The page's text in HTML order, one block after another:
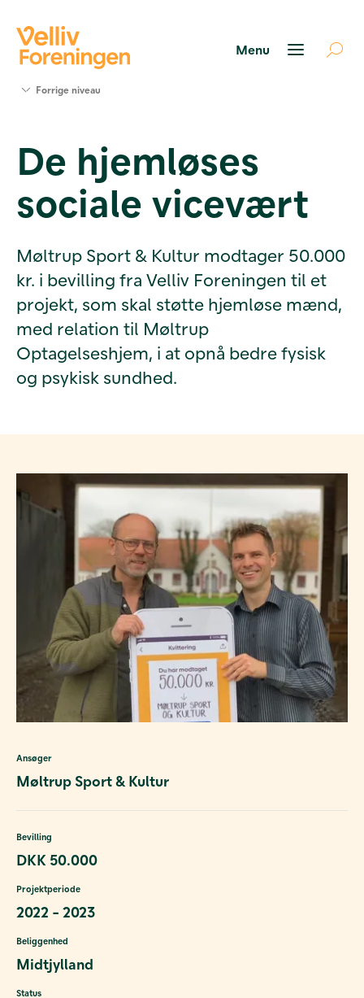
Værktøjer
og viden
Foreningen
Forrige niveau
De hjemløses
sociale vicevært
Møltrup Sport & Kultur modtager 50.000
kr. i bevilling fra Velliv Foreningen til et
projekt, som skal støtte hjemløse mænd,
med relation til Møltrup
Optagelseshjem, i at opnå bedre fysisk
og psykisk sundhed.
Ansøger
Møltrup Sport & Kultur
Bevilling
DKK 50.000
Projektperiode
2022 - 2023
Beliggenhed
Midtjylland
Status